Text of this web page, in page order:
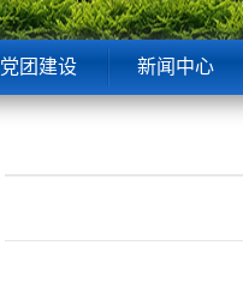
党团建设 新闻中心